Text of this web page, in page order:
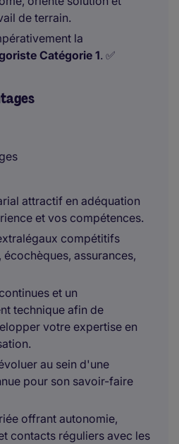
de terrain.
la
Catégorie 1. ✅
attractif en adéquation
et vos compétences.
compétitifs
assurances,
et un
technique afin de
votre expertise en
au sein d'une
pour son savoir-faire
offrant autonomie,
contacts réguliers avec les